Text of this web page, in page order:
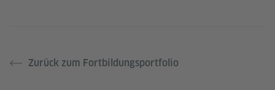
Zurück zum Fortbildungsportfolio